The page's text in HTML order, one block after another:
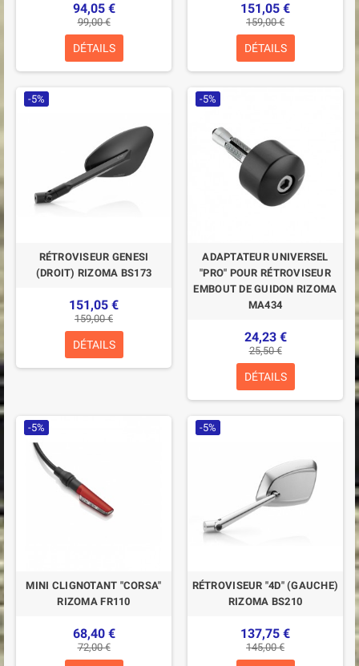
94,05 €
99,00 €
DÉTAILS
151,05 €
159,00 €
DÉTAILS
-5%
RÉTROVISEUR GENESI
(DROIT) RIZOMA BS173
151,05 €
159,00 €
DÉTAILS
-5%
ADAPTATEUR UNIVERSEL
"PRO" POUR RÉTROVISEUR
EMBOUT DE GUIDON RIZOMA
MA434
24,23 €
25,50 €
DÉTAILS
-5%
MINI CLIGNOTANT "CORSA"
RIZOMA FR110
68,40 €
72,00 €
-5%
RÉTROVISEUR "4D" (GAUCHE)
RIZOMA BS210
137,75 €
145,00 €